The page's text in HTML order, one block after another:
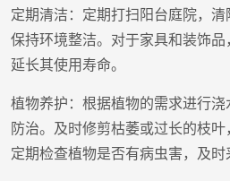
定期清洁：定期打扫阳台庭院，清
保持环境整洁。对于家具和装饰品
延长其使用寿命。
植物养护：根据植物的需求进行
防治。及时修剪枯萎或过长的枝叶
定期检查植物是否有病虫害，及时